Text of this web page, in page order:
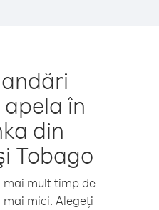
în
din
Tobago
mai mult timp de
mici. Alegeți